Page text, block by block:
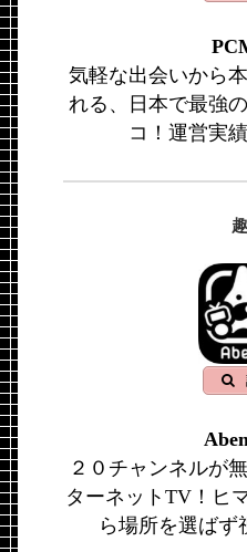
気軽な出会いから
れる、日本で最強
コ！運営実
２０チャンネルが
ターネットTV！ヒ
ら場所を選ばず